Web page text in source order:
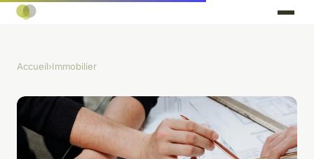
Accueil›Immobilier